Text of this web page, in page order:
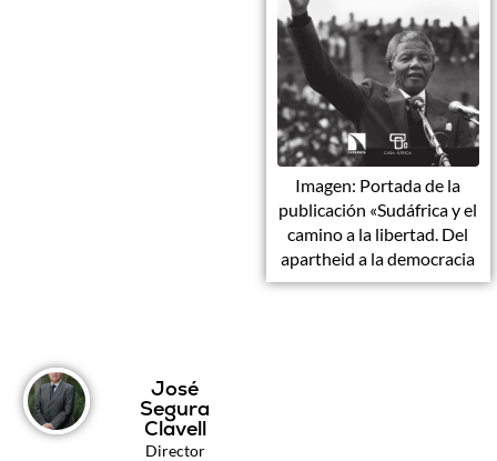
Imagen: Portada de la
publicación «Sudáfrica y el
camino a la libertad. Del
apartheid a la democracia
José
Segura
Clavell
Director